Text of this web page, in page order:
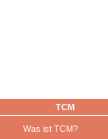
TCM
Was ist TCM?